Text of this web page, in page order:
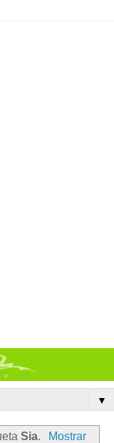
▼
Sia.
Mostrar